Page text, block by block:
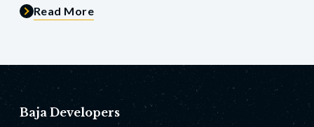
Read More
Baja Developers